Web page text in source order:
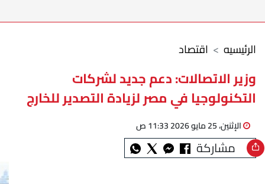
اقتصاد الرئيسيه
وزير الاتصالات: دعم جديد لشركات
التكنولوجيا في مصر لزيادة التصدير للخارج
الإثنين، 25 مايو 2026 11:33 ص
مشاركة